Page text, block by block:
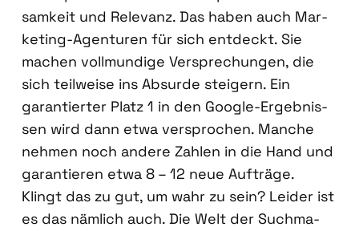
sam­keit und Rele­vanz. Das haben auch Mar­
ke­ting-Agen­tu­ren für sich ent­deckt. Sie
machen voll­mun­di­ge Ver­spre­chun­gen, die
sich teil­wei­se ins Absur­de stei­gern. Ein
garan­tier­ter Platz 1 in den Goog­le-Ergeb­nis­
sen wird dann etwa ver­spro­chen. Man­che
neh­men noch ande­re Zah­len in die Hand und
garan­tie­ren etwa 8 – 12 neue Auf­trä­ge.
Klingt das zu gut, um wahr zu sein? Lei­der ist
es das näm­lich auch. Die Welt der Such­ma­